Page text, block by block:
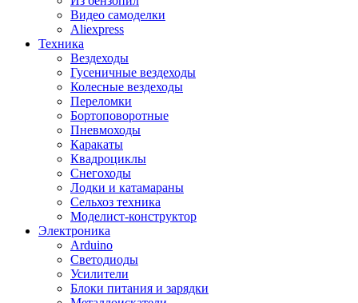
Видео самоделки
Aliexpress
Техника
Вездеходы
Гусеничные вездеходы
Колесные вездеходы
Переломки
Бортоповоротные
Пневмоходы
Каракаты
Квадроциклы
Снегоходы
Лодки и катамараны
Сельхоз техника
Моделист-конструктор
Электроника
Arduino
Светодиоды
Усилители
Блоки питания и зарядки